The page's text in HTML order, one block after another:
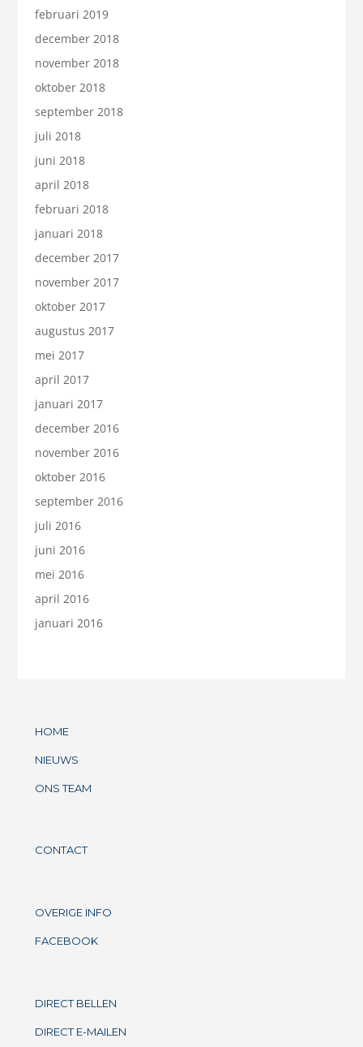
februari 2019
december 2018
november 2018
oktober 2018
september 2018
juli 2018
juni 2018
april 2018
februari 2018
januari 2018
december 2017
november 2017
oktober 2017
augustus 2017
mei 2017
april 2017
januari 2017
december 2016
november 2016
oktober 2016
september 2016
juli 2016
juni 2016
mei 2016
april 2016
januari 2016
HOME
NIEUWS
ONS TEAM
CONTACT
OVERIGE INFO
FACEBOOK
DIRECT BELLEN
DIRECT E-MAILEN